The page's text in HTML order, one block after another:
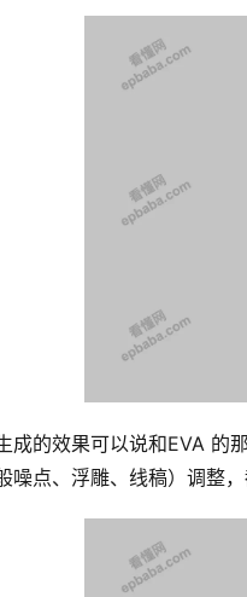
成的效果可以说和EVA 的
噪点、浮雕、线稿）调整